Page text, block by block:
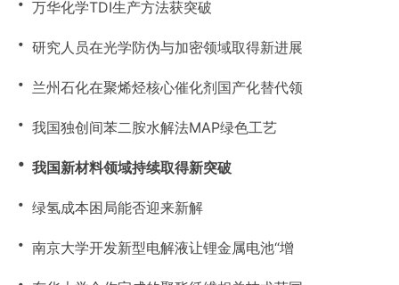
万华化学TDI生产方法获突破
・ 研究人员在光学防伪与加密领域取得新进展
・ 兰州石化在聚烯烃核心催化剂国产化替代领
・ 我国独创间苯二胺水解法MAP绿色工艺
・ 我国新材料领域持续取得新突破
・ 绿氢成本困局能否迎来新解
・ 南京大学开发新型电解液让锂金属电池“增